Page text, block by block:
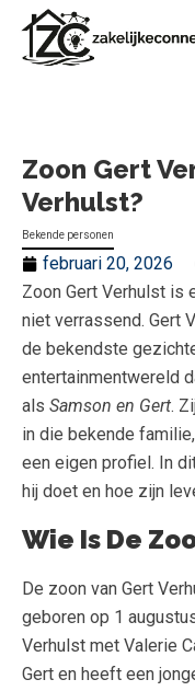
Zoon Gert
Verhulst?
Bekende personen
februari 20, 2026
Zoon Gert Verhulst is
niet verrassend. Gert
de bekendste
entertainmentwereld
als Samson en Gert.
in die bekende
een eigen profiel. In
hij doet en hoe zijn
Wie Is De
De zoon van Gert
geboren op 1
Verhulst met Valerie
Gert en heeft een